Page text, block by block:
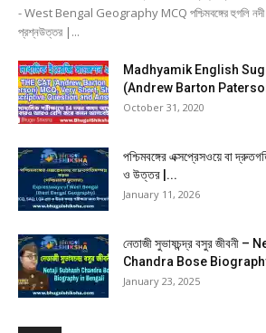
- West Bengal Geography MCQ পশ্চিমবঙ্গের হুগলি নদী
প্রশ্নউত্তর |...
Madhyamik English
(Andrew Barton
October 31, 2020
পশ্চিমবঙ্গের এক্সপ্রেসওয়ে বা
ও উত্তর |...
January 11, 2026
নেতাজী সুভাষচন্দ্র বসুর জীবনী
Chandra Bose
January 23, 2025